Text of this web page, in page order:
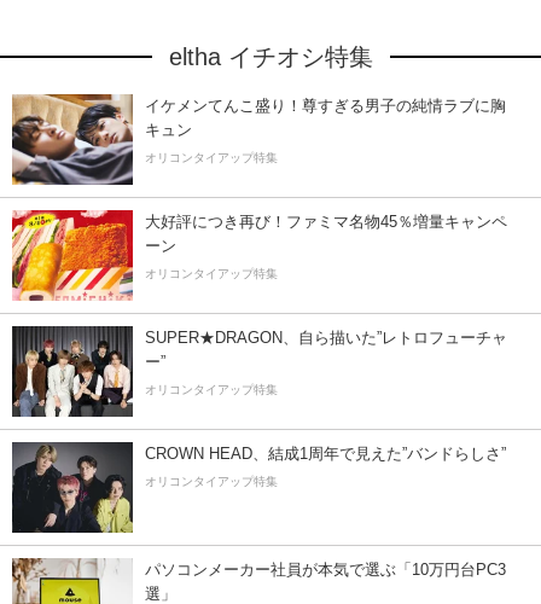
eltha イチオシ特集
イケメンてんこ盛り！尊すぎる男子の純情ラブに胸
キュン
オリコンタイアップ特集
大好評につき再び！ファミマ名物45％増量キャンペ
ーン
オリコンタイアップ特集
SUPER★DRAGON、自ら描いた”レトロフューチャ
ー”
オリコンタイアップ特集
CROWN HEAD、結成1周年で見えた”バンドらしさ”
オリコンタイアップ特集
パソコンメーカー社員が本気で選ぶ「10万円台PC3
選」